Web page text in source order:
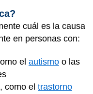
cuál es la causa
en personas con:
el autismo o las
como el trastorno